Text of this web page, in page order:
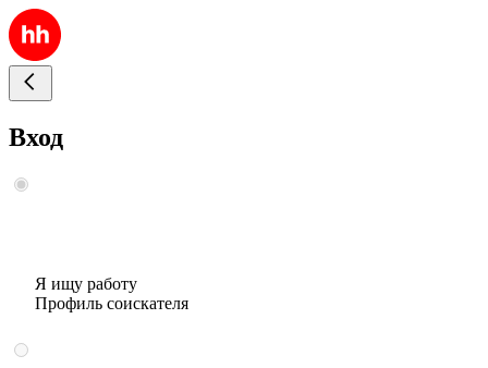
Вход
Я ищу работу
Профиль соискателя